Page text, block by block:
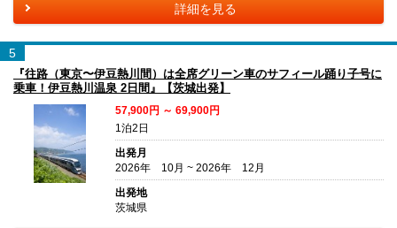
詳細を見る
5
『往路（東京〜伊豆熱川間）は全席グリーン車のサフィール踊り子号に
乗車！伊豆熱川温泉 2日間』【茨城出発】
57,900円 ～ 69,900円
1泊2日
出発月
2026年 10月 ~ 2026年 12月
出発地
茨城県